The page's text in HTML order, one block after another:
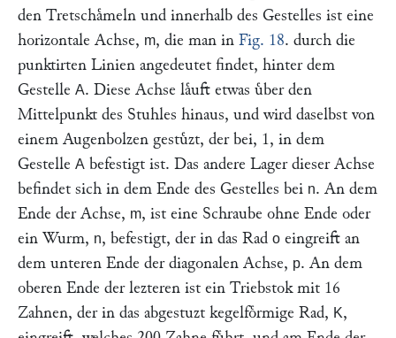
den Tretschaͤmeln und innerhalb des Gestelles ist eine
horizontale Achse, m, die man in Fig. 18. durch die
punktirten Linien angedeutet findet, hinter dem
Gestelle A. Diese Achse laͤuft etwas uͤber den
Mittelpunkt des Stuhles hinaus, und wird daselbst von
einem Augenbolzen gestuͤzt, der bei, 1, in dem
Gestelle A befestigt ist. Das andere Lager dieser Achse
befindet sich in dem Ende des Gestelles bei n. An dem
Ende der Achse, m, ist eine Schraube ohne Ende oder
ein Wurm, n, befestigt, der in das Rad o eingreift an
dem unteren Ende der diagonalen Achse, p. An dem
oberen Ende der lezteren ist ein Triebstok mit 16
Zahnen, der in das abgestuzt kegelfoͤrmige Rad, K,